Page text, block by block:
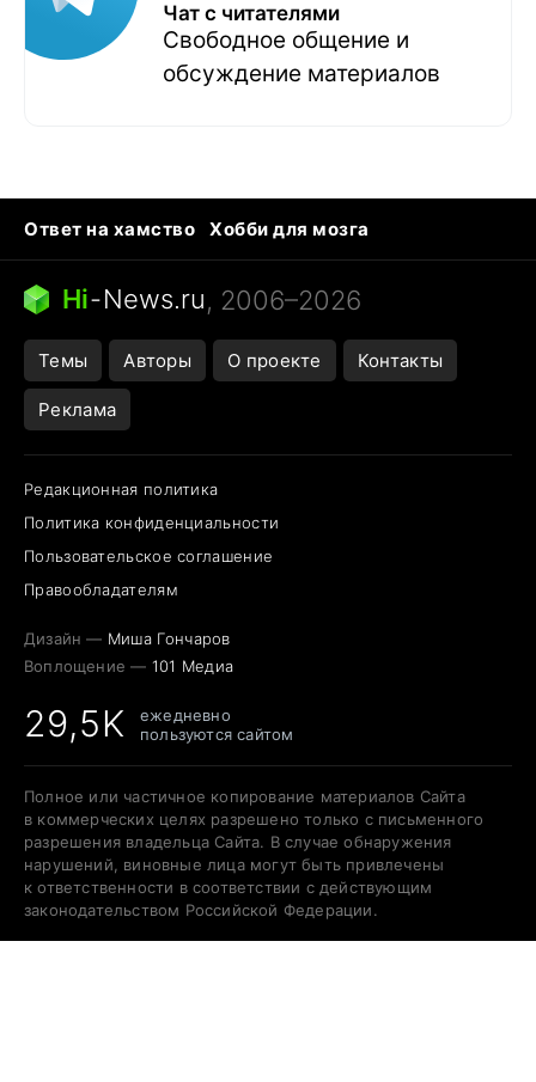
Чат с читателями
Свободное общение и
обсуждение материалов
Ответ на хамство
Хобби для мозга
Бензин 100 и 95
Тунцы в океанариуме
Следующая пандемия
Hi-News.ru, 2006–2026
Темы Авторы О проекте Контакты
Реклама
Редакционная политика
Политика конфиденциальности
Пользовательское соглашение
Правообладателям
Дизайн — Миша Гончаров
Воплощение — 101 Медиа
29,5K
ежедневно
пользуются сайтом
Полное или частичное копирование материалов Сайта
в коммерческих целях разрешено только с письменного
разрешения владельца Сайта. В случае обнаружения
нарушений, виновные лица могут быть привлечены
к ответственности в соответствии с действующим
законодательством Российской Федерации.